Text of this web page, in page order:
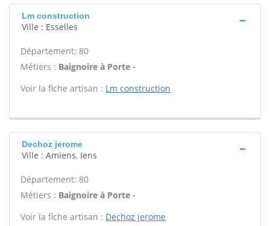
Lm construction
Ville : Esselles
Département: 80
Métiers : Baignoire à Porte -
Voir la fiche artisan : Lm construction
Dechoz jerome
Ville : Amiens, Iens
Département: 80
Métiers : Baignoire à Porte -
Voir la fiche artisan : Dechoz jerome